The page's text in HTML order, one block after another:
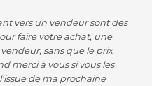
vers un vendeur sont des
faire votre achat, une
sans que le prix
merci à vous si vous les
de ma prochaine